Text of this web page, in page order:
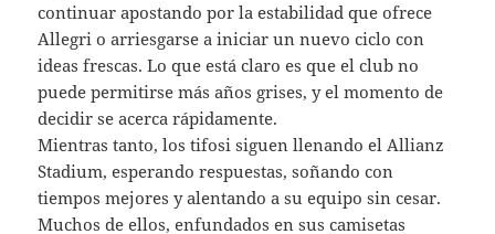
continuar apostando por la estabilidad que ofrece
Allegri o arriesgarse a iniciar un nuevo ciclo con
ideas frescas. Lo que está claro es que el club no
puede permitirse más años grises, y el momento de
decidir se acerca rápidamente.
Mientras tanto, los tifosi siguen llenando el Allianz
Stadium, esperando respuestas, soñando con
tiempos mejores y alentando a su equipo sin cesar.
Muchos de ellos, enfundados en suscamisetas